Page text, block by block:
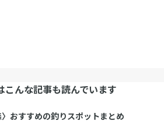
こんな記事も読んでいます
〉おすすめの釣りスポットまとめ